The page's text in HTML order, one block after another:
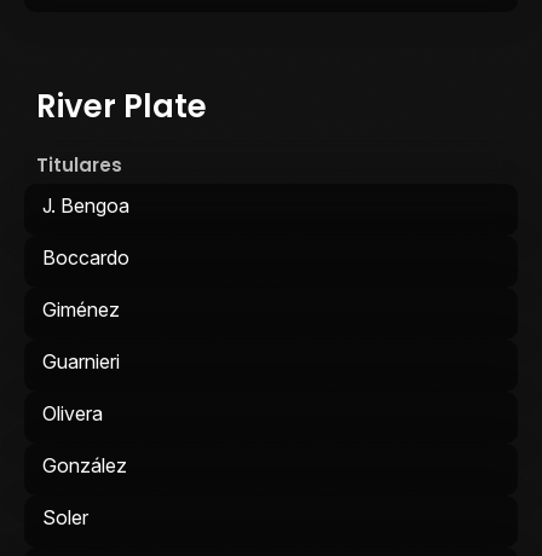
River Plate
Titulares
J. Bengoa
Boccardo
Giménez
Guarnieri
Olivera
González
Soler